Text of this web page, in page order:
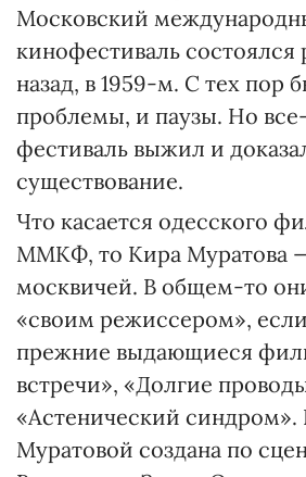
Московский
кинофестиваль состоялся
назад, в 1959-м. С тех пор
проблемы, и паузы. Но
фестиваль выжил и
существование.
Что касается одесского
ММКФ, то Кира Муратова
москвичей. В общем-то
«своим режиссером»,
прежние выдающиеся
встречи», «Долгие
«Астенический синдром».
Муратовой создана по